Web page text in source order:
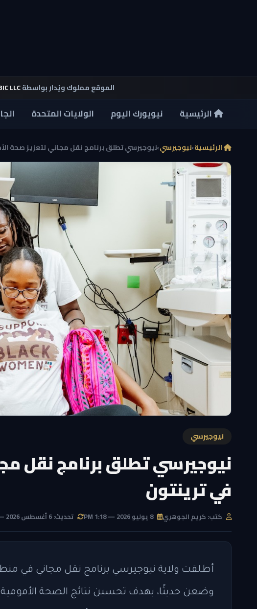
الموقع مملوك ويُدار بواسطةLLC
الرئيسية نيويورك اليوم الولايات المتحدة
الرئيسية›نيوجيرسي›نيوجيرسي تطلق برنامج نقل مجاني لتعزيز صحة
نيوجيرسي
نيوجيرسي تطلق برنامج نقل
في ترينتون
كتب: كريم الجوهري 8 يوليو 2026 — 1:18 PM تحديث: 6 أغسطس 2026 — 6:49 PM
أطلقت ولاية نيوجيرسي برنامج نقل مجاني في
وضعن حديثًا، بهدف تحسين نتائج الصحة